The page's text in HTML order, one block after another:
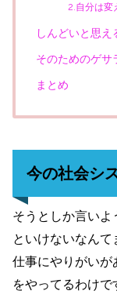
2.自分は変
しんどいと思え
そのためのゲサ
まとめ
今の社会シ
そうとしか言い
といけないなん
仕事にやりがいが
をやってるわけ